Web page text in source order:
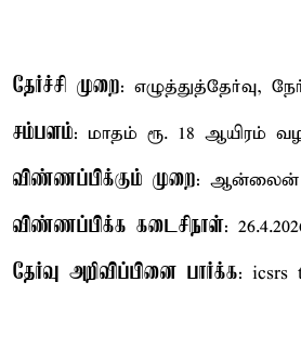
தேர்ச்சி முறை: எழுத்துத்தேர்வு,
சம்பளம்: மாதம் ரூ. 18 ஆயிரம்
விண்ணப்பிக்கும் முறை: ஆன்லைன்
விண்ணப்பிக்க கடைசிநாள்:
தேர்வு அறிவிப்பினை பார்க்க: icsrs